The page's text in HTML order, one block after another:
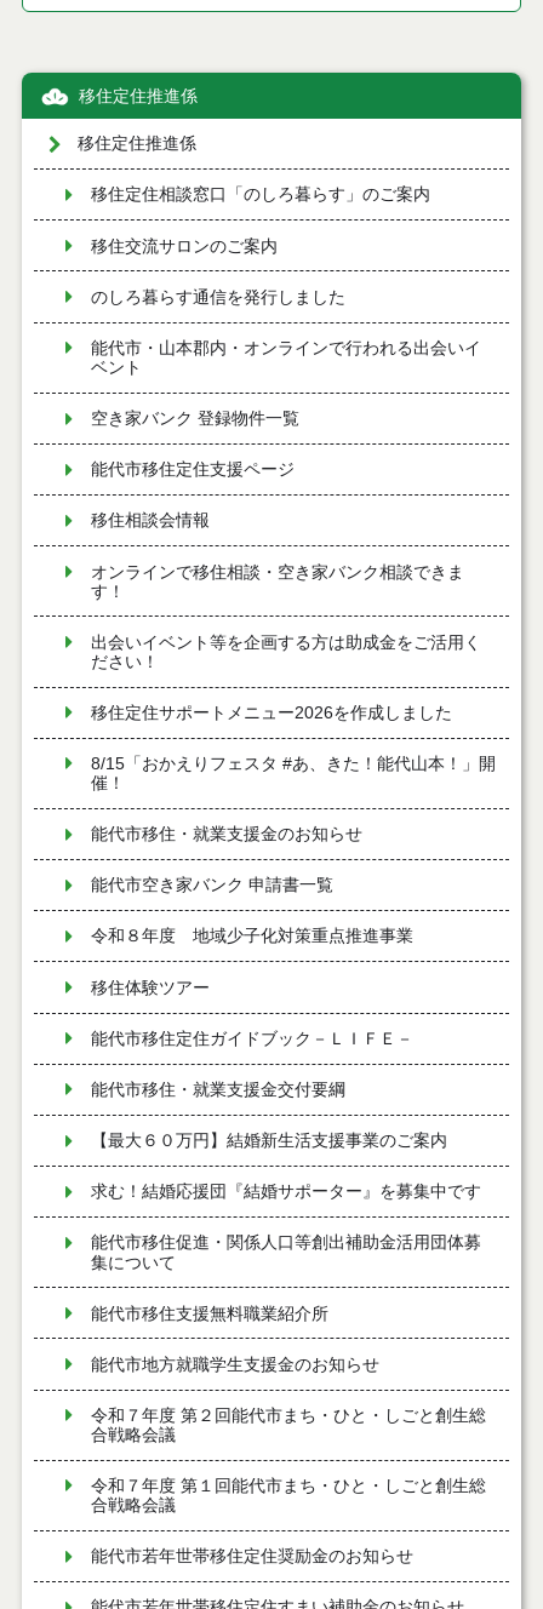
移住定住推進係
移住定住推進係
移住定住相談窓口「のしろ暮らす」のご案内
移住交流サロンのご案内
のしろ暮らす通信を発行しました
能代市・山本郡内・オンラインで行われる出会いイ
ベント
空き家バンク 登録物件一覧
能代市移住定住支援ページ
移住相談会情報
オンラインで移住相談・空き家バンク相談できま
す！
出会いイベント等を企画する方は助成金をご活用く
ださい！
移住定住サポートメニュー2026を作成しました
8/15「おかえりフェスタ #あ、きた！能代山本！」開
催！
能代市移住・就業支援金のお知らせ
能代市空き家バンク 申請書一覧
令和８年度 地域少子化対策重点推進事業
移住体験ツアー
能代市移住定住ガイドブック－ＬＩＦＥ－
能代市移住・就業支援金交付要綱
【最大６０万円】結婚新生活支援事業のご案内
求む！結婚応援団『結婚サポーター』を募集中です
能代市移住促進・関係人口等創出補助金活用団体募
集について
能代市移住支援無料職業紹介所
能代市地方就職学生支援金のお知らせ
令和７年度 第２回能代市まち・ひと・しごと創生総
合戦略会議
令和７年度 第１回能代市まち・ひと・しごと創生総
合戦略会議
能代市若年世帯移住定住奨励金のお知らせ